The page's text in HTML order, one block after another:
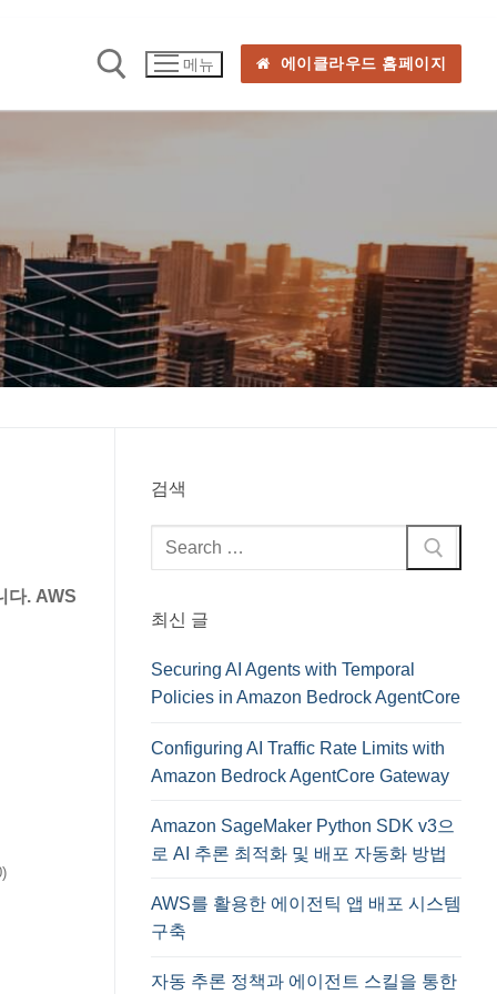
메뉴 에이클라우드 홈페이지
다. AWS
검색
검
색
최신 글
Securing AI Agents with Temporal
Policies in Amazon Bedrock AgentCore
Configuring AI Traffic Rate Limits with
Amazon Bedrock AgentCore Gateway
Amazon SageMaker Python SDK v3으
로 AI 추론 최적화 및 배포 자동화 방법
AWS를 활용한 에이전틱 앱 배포 시스템
구축
자동 추론 정책과 에이전트 스킬을 통한